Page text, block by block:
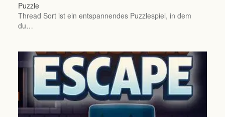
Puzzle
Thread Sort ist ein entspannendes Puzzlespiel, in dem
du…